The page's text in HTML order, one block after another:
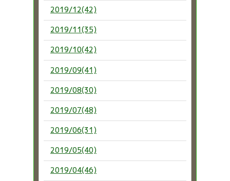
2019/12(42)
2019/11(35)
2019/10(42)
2019/09(41)
2019/08(30)
2019/07(48)
2019/06(31)
2019/05(40)
2019/04(46)